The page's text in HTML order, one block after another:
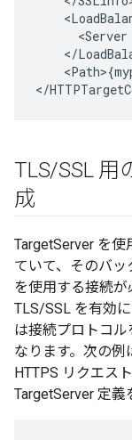
</
</
TLS/SSL 用
成
TargetServer を
ていて、そのバッ
を使用する接続
TLS/SSL を有効
は接続プロトコ
なります。次の
HTTPS リクエス
TargetServer 定義